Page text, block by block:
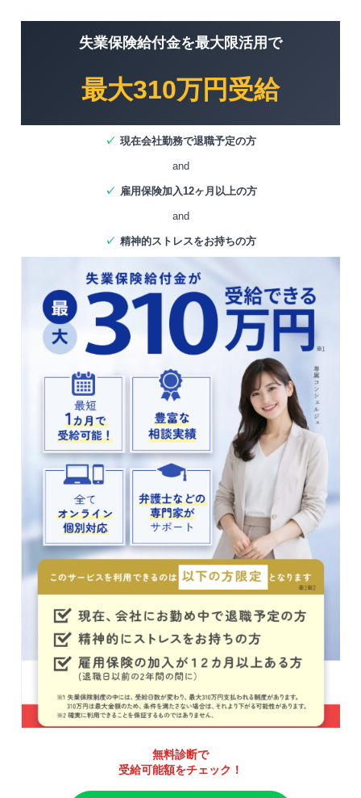
失業保険給付金を最大限活用で
最大310万円受給
✓ 現在会社勤務で退職予定の方
and
✓ 雇用保険加入12ヶ月以上の方
and
✓ 精神的ストレスをお持ちの方
無料診断で
受給可能額をチェック！